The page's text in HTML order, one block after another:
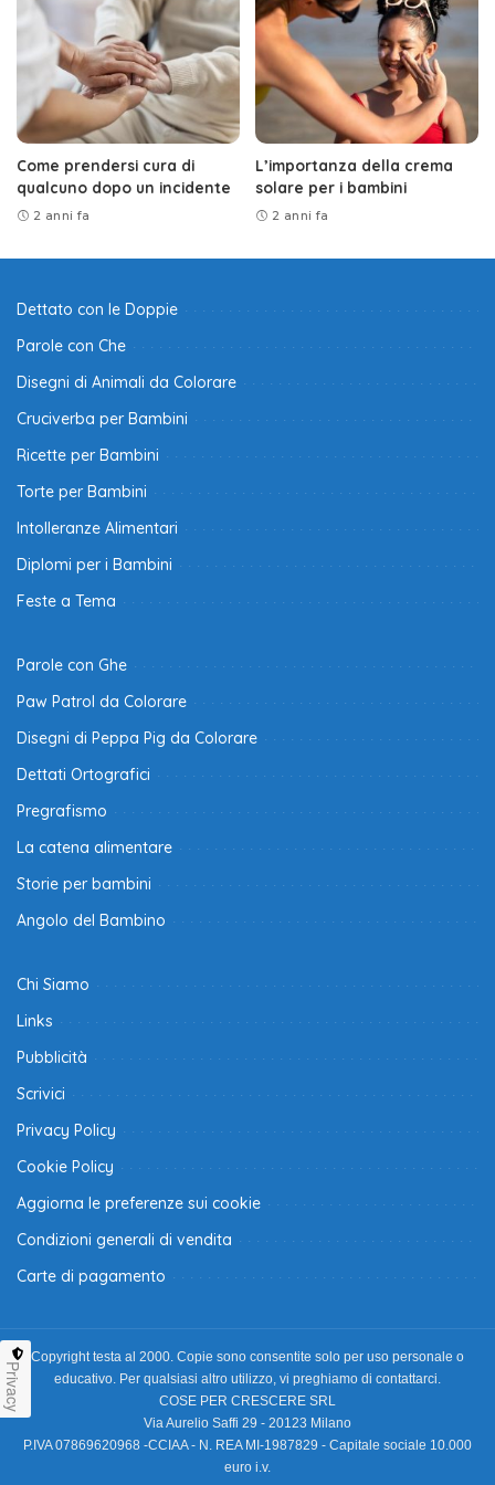
Come prendersi cura di
qualcuno dopo un incidente
2 anni fa
L’importanza della crema
solare per i bambini
2 anni fa
Dettato con le Doppie
Parole con Che
Disegni di Animali da Colorare
Cruciverba per Bambini
Ricette per Bambini
Torte per Bambini
Intolleranze Alimentari
Diplomi per i Bambini
Feste a Tema
Parole con Ghe
Paw Patrol da Colorare
Disegni di Peppa Pig da Colorare
Dettati Ortografici
Pregrafismo
La catena alimentare
Storie per bambini
Angolo del Bambino
Chi Siamo
Links
Pubblicità
Scrivici
Privacy Policy
Cookie Policy
Aggiorna le preferenze sui cookie
Condizioni generali di vendita
Carte di pagamento
Copyright testa al 2000. Copie sono consentite solo per uso personale o
educativo. Per qualsiasi altro utilizzo, vi preghiamo di contattarci.
COSE PER CRESCERE SRL
Via Aurelio Saffi 29 - 20123 Milano
P.IVA 07869620968 -CCIAA - N. REA MI-1987829 - Capitale sociale 10.000
euro i.v.
Privacy